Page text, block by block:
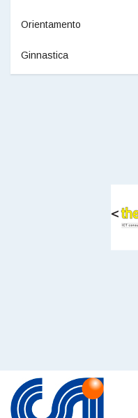
Orientamento
Ginnastica